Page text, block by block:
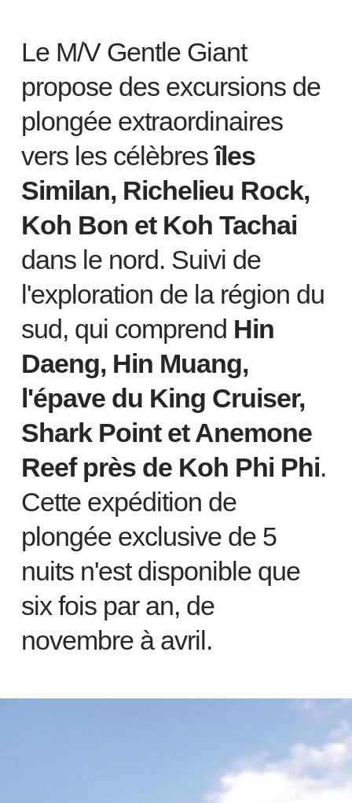
Le M/V Gentle Giant
propose des excursions de
plongée extraordinaires
vers les célèbresîles
Similan, Richelieu Rock,
Koh Bon et Koh Tachai
dans le nord. Suivi de
l'exploration de la région du
sud, qui comprend Hin
Daeng, Hin Muang,
l'épave du King Cruiser,
Shark Point et Anemone
Reef près de Koh Phi Phi.
Cette expédition de
plongée exclusive de 5
nuits n'est disponible que
six fois par an, de
novembre à avril.